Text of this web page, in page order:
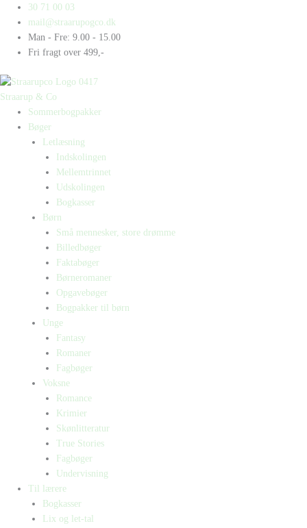
indholdet
30 71 00 03
mail@straarupogco.dk
Man - Fre: 9.00 - 15.00
Fri fragt over 499,-
Straarup & Co
Sommerbogpakker
Bøger
Letlæsning
Indskolingen
Mellemtrinnet
Udskolingen
Bogkasser
Børn
Små mennesker, store drømme
Billedbøger
Faktabøger
Børneromaner
Opgavebøger
Bogpakker til børn
Unge
Fantasy
Romaner
Fagbøger
Voksne
Romance
Krimier
Skønlitteratur
True Stories
Fagbøger
Undervisning
Til lærere
Bogkasser
Lix og let-tal
Products
search
Products
search